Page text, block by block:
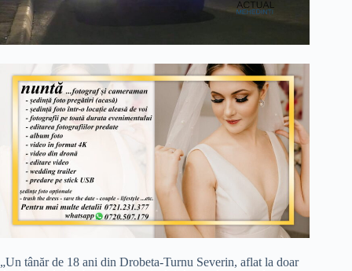
„Un tânăr de 18 ani din Drobeta-Turnu Severin, aflat la doar